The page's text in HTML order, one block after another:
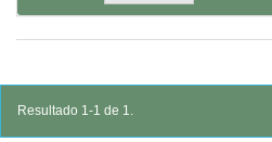
Resultado 1-1 de 1.